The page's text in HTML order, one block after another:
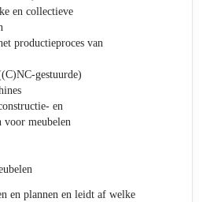
en collectieve
productieproces van
gestuurde)
en
voor meubelen
en plannen en leidt af welke